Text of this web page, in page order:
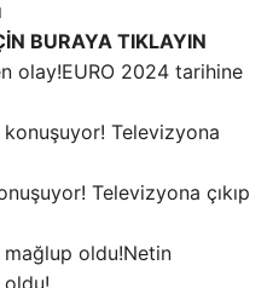
BURAYA TIKLAYIN
EURO 2024 tarihine
Televizyona çıkıp
Netin
oldu!